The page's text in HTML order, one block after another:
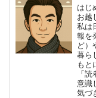
はじ
お越
私は
報を
ど）
暮ら
もと
「
意識
気づ